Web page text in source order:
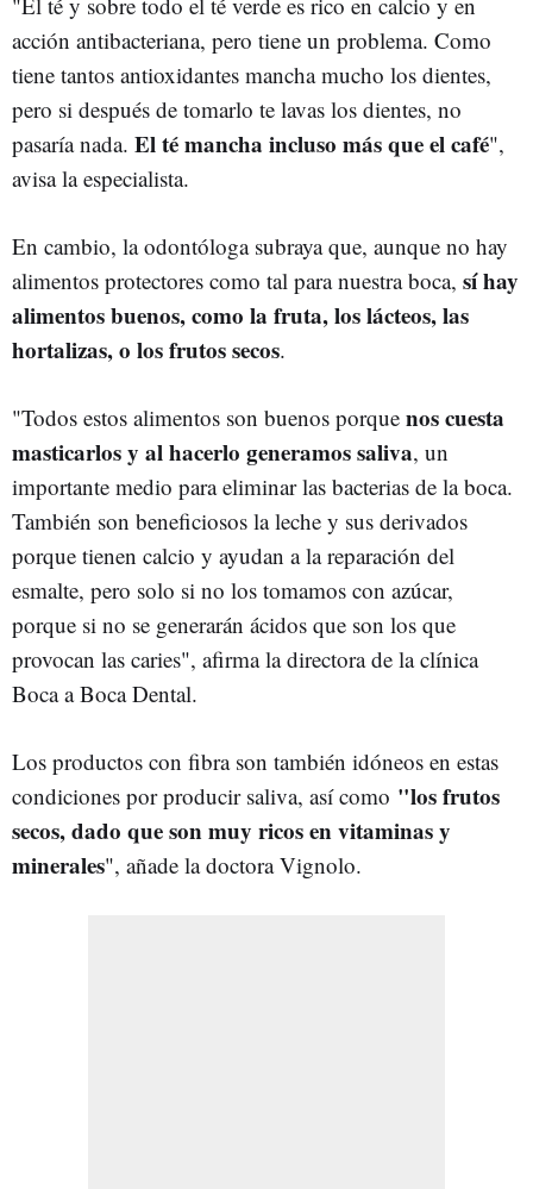
acción antibacteriana, pero tiene un problema. Como
tiene tantos antioxidantes mancha mucho los dientes,
pero si después de tomarlo te lavas los dientes, no
pasaría nada. El té mancha incluso más que el café",
avisa la especialista.
En cambio, la odontóloga subraya que, aunque no hay
alimentos protectores como tal para nuestra boca, sí hay
alimentos buenos, como la fruta, los lácteos, las
hortalizas, o los frutos secos.
"Todos estos alimentos son buenos porque nos cuesta
masticarlos y al hacerlo generamos saliva, un
importante medio para eliminar las bacterias de la boca.
También son beneficiosos la leche y sus derivados
porque tienen calcio y ayudan a la reparación del
esmalte, pero solo si no los tomamos con azúcar,
porque si no se generarán ácidos que son los que
provocan las caries", afirma la directora de la clínica
Boca a Boca Dental.
Los productos con fibra son también idóneos en estas
condiciones por producir saliva, así como "los frutos
secos, dado que son muy ricos en vitaminas y
minerales", añade la doctora Vignolo.